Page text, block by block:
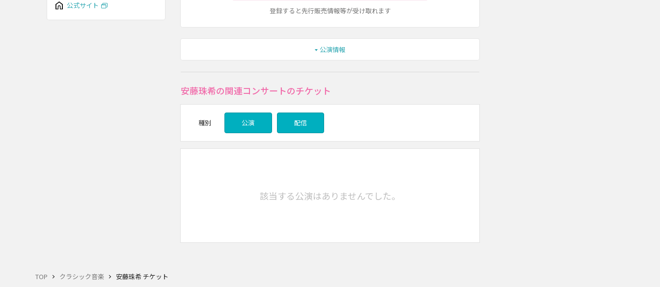
TOP クラシック音楽 安藤珠希 チケット
登録すると先行販売情報等が受け取れます
公演情報
安藤珠希の関連コンサートのチケット
種別 公演 配信
該当する公演はありませんでした。
公式サイト